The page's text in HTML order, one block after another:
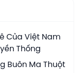
Của Việt Nam
Thống
Buôn Ma Thuột